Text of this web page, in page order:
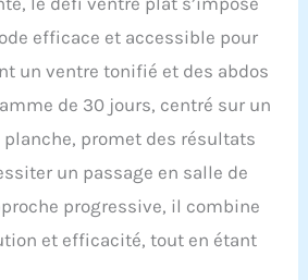
efficace et accessible pour
un ventre tonifié et des abdos
de 30 jours, centré sur un
planche, promet des résultats
un passage en salle de
progressive, il combine
et efficacité, tout en étant